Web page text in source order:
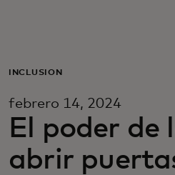
Para empresas
Para el mundo
Para innovadores
INCLUSIÓN
febrero 14, 2024
El poder
abrir